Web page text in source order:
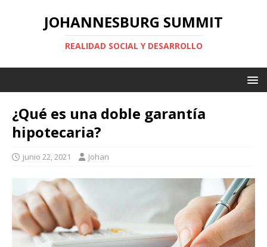
JOHANNESBURG SUMMIT
REALIDAD SOCIAL Y DESARROLLO
¿Qué es una doble garantía
hipotecaria?
junio 22, 2021 Johan